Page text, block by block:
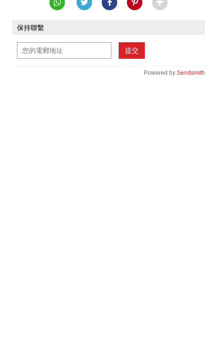
保持聯繫
提交
Powered by Sendsmith